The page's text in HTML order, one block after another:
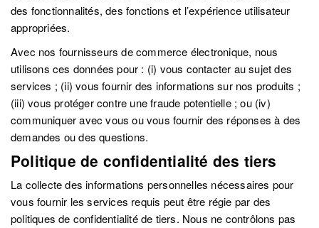
des fonctionnalités, des fonctions et l’expérience utilisateur
appropriées.
Avec nos fournisseurs de commerce électronique, nous
utilisons ces données pour : (i) vous contacter au sujet des
services ; (ii) vous fournir des informations sur nos produits ;
(iii) vous protéger contre une fraude potentielle ; ou (iv)
communiquer avec vous ou vous fournir des réponses à des
demandes ou des questions.
Politique de confidentialité des tiers
La collecte des informations personnelles nécessaires pour
vous fournir les services requis peut être régie par des
politiques de confidentialité de tiers. Nous ne contrôlons pas